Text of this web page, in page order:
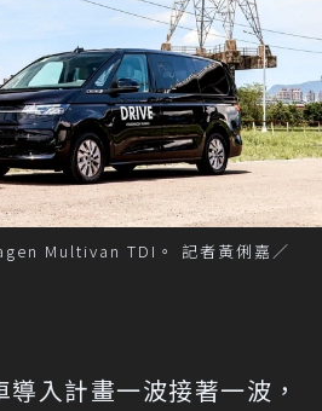
Multivan TDI。 記者黃俐嘉／
導入計畫一波接著一波，